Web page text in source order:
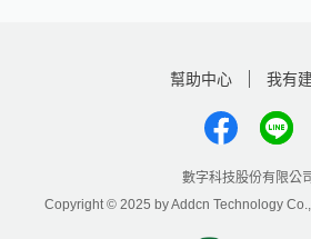
幫助中心 我有
數字科技股份有限公
Copyright © 2025 by Addcn Technology